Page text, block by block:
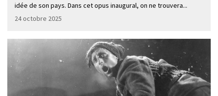
idée de son pays. Dans cet opus inaugural, on ne trouvera...
24 octobre 2025